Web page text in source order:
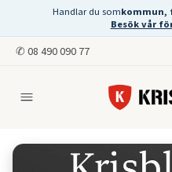
Handlar du somkommun,
Besök vår
✆ 08 490 090 77